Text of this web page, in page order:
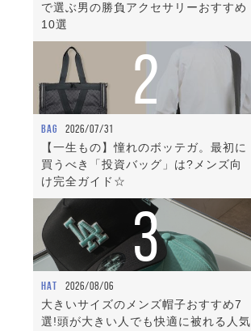
で選ぶ男の勝負アクセサリーおすすめ
10選
2
BAG 2026/07/31
【一生もの】憧れのボッテガ。最初に
買うべき「投資バッグ」は?メンズ向
け完全ガイド☆
3
HAT 2026/08/06
大きいサイズのメンズ帽子おすすめ7
選!頭が大きい人でも快適に被れる人気